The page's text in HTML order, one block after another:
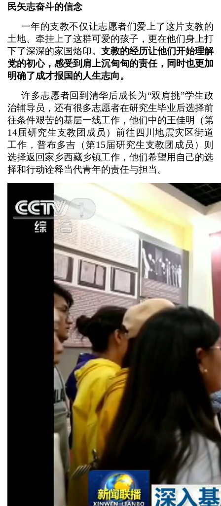
民矢志奋斗的信念
一年的支教不仅让志愿者们爱上了这片支教的
土地、牵挂上了这群可爱的孩子，更在他们身上打
下了深深的家国烙印。 支教的经历让他们开始理解
党的初心，感受到肩上沉甸甸的责任，同时也更加
明确了成才报国的人生志向。
许多志愿者回到清华后成长为“双肩挑”学生政
治辅导员，还有很多志愿者在研究生毕业后选择前
往条件艰苦的基层一线工作，他们中的王佳明（第
14届研究生支教团成员）前往四川地震灾区街道
工作，普布多吉（第15届研究生支教团成员）则
选择返回家乡西藏乡镇工作，他们希望用自己的选
择和行动诠释当代青年的责任与担当。